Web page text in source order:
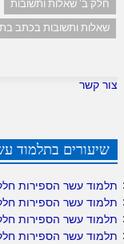
חלק ב' שאלות ותשובות
שאלות ותשובות בכתב
צור קשר
שיעורים בתלמוד
תלמוד עשר הספירות
תלמוד עשר הספירות
תלמוד עשר הספירות
תלמוד עשר הספירות